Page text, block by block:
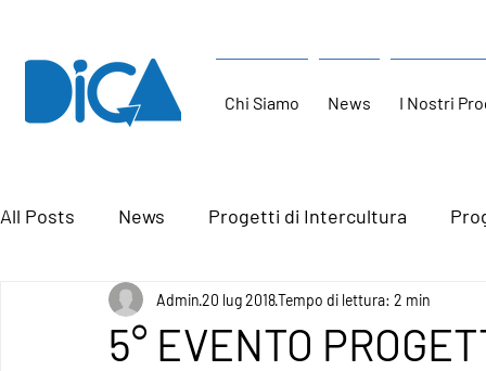
Chi Siamo News I Nostri
All Posts News Progetti di Intercultura
5° EVENTO
Admin20 lug 2018Tempo di lettura: 2 min